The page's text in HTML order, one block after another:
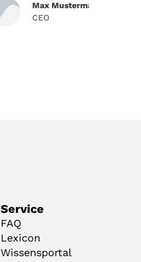
Service
FAQ
Lexicon
Wissensportal